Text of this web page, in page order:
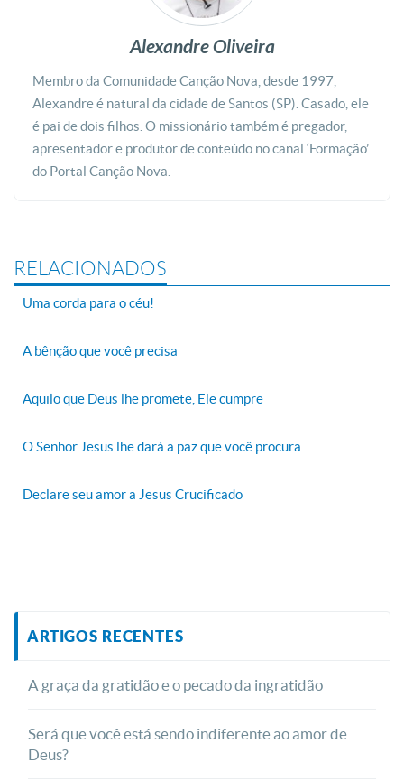
Alexandre Oliveira
Membro da Comunidade Canção Nova, desde 1997,
Alexandre é natural da cidade de Santos (SP). Casado, ele
é pai de dois filhos. O missionário também é pregador,
apresentador e produtor de conteúdo no canal ‘Formação’
do Portal Canção Nova.
RELACIONADOS
Uma corda para o céu!
A bênção que você precisa
Aquilo que Deus lhe promete, Ele cumpre
O Senhor Jesus lhe dará a paz que você procura
Declare seu amor a Jesus Crucificado
ARTIGOS RECENTES
A graça da gratidão e o pecado da ingratidão
Será que você está sendo indiferente ao amor de
Deus?